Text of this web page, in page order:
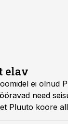
elav
ei olnud
need
Pluuto koore